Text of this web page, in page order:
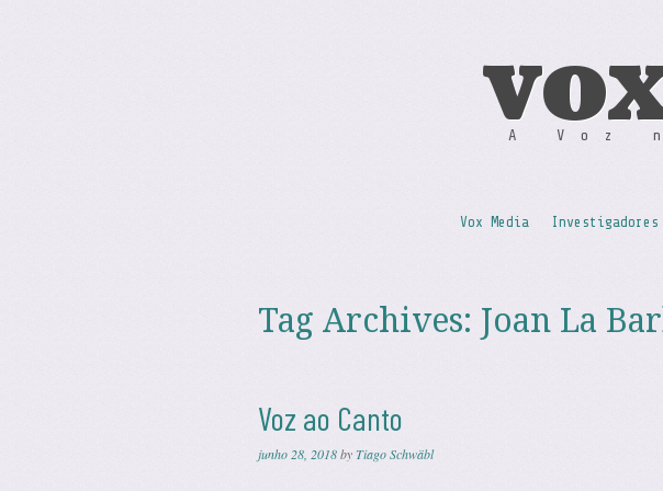
A Voz
Vox Media Investigadores
Tag Archives: Joan La
Voz ao Canto
junho 28, 2018byTiago Schwäbl